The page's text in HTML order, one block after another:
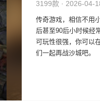
3199款 · 2026-04-
传奇游戏，相信不用
后甚至90后小时候经
可玩性很强，你可以
们一起再战沙城吧。